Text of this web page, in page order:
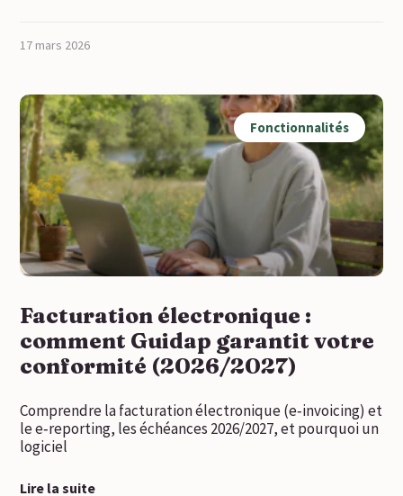
17 mars 2026
Fonctionnalités
Facturation électronique :
comment Guidap garantit votre
conformité (2026/2027)
Comprendre la facturation électronique (e‑invoicing) et
le e‑reporting, les échéances 2026/2027, et pourquoi un
logiciel
Lire la suite